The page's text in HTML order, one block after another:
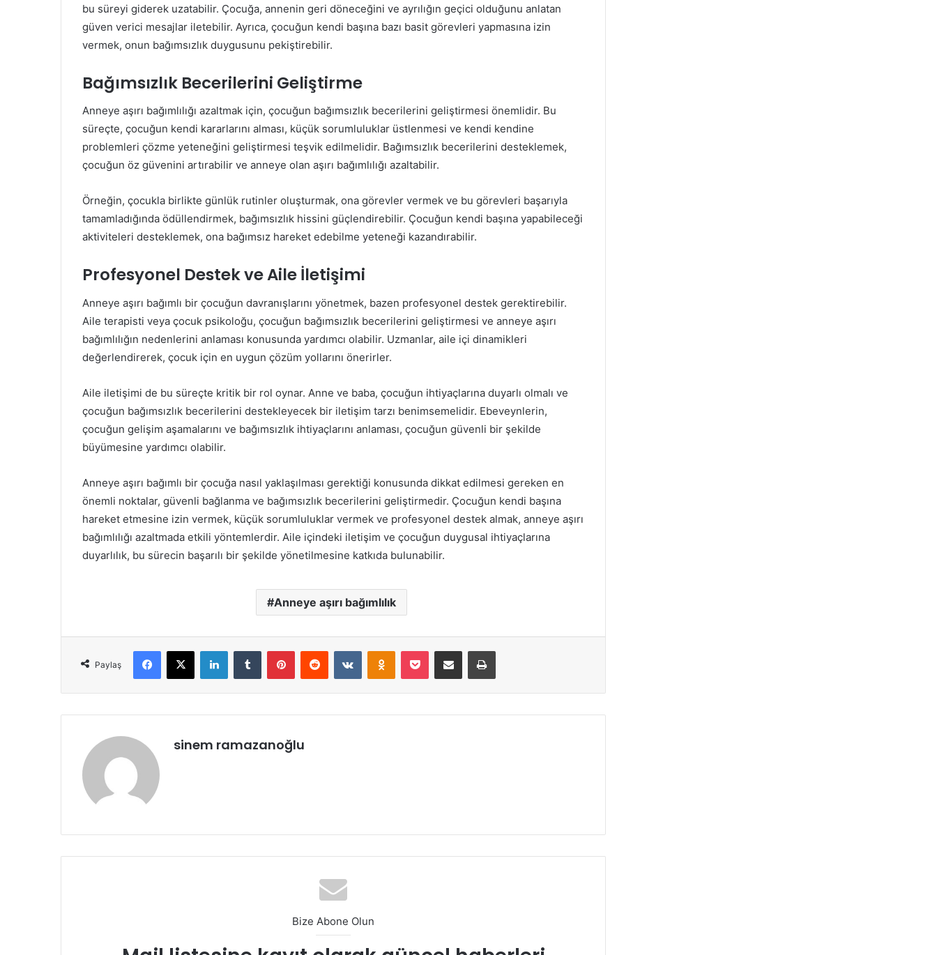
bu süreyi giderek uzatabilir. Çocuğa, annenin geri döneceğini ve ayrılığın geçici olduğunu anlatan
güven verici mesajlar iletebilir. Ayrıca, çocuğun kendi başına bazı basit görevleri yapmasına izin
vermek, onun bağımsızlık duygusunu pekiştirebilir.
Bağımsızlık Becerilerini Geliştirme
Anneye aşırı bağımlılığı azaltmak için, çocuğun bağımsızlık becerilerini geliştirmesi önemlidir. Bu
süreçte, çocuğun kendi kararlarını alması, küçük sorumluluklar üstlenmesi ve kendi kendine
problemleri çözme yeteneğini geliştirmesi teşvik edilmelidir. Bağımsızlık becerilerini desteklemek,
çocuğun öz güvenini artırabilir ve anneye olan aşırı bağımlılığı azaltabilir.
Örneğin, çocukla birlikte günlük rutinler oluşturmak, ona görevler vermek ve bu görevleri başarıyla
tamamladığında ödüllendirmek, bağımsızlık hissini güçlendirebilir. Çocuğun kendi başına yapabileceği
aktiviteleri desteklemek, ona bağımsız hareket edebilme yeteneği kazandırabilir.
Profesyonel Destek ve Aile İletişimi
Anneye aşırı bağımlı bir çocuğun davranışlarını yönetmek, bazen profesyonel destek gerektirebilir.
Aile terapisti veya çocuk psikoloğu, çocuğun bağımsızlık becerilerini geliştirmesi ve anneye aşırı
bağımlılığın nedenlerini anlaması konusunda yardımcı olabilir. Uzmanlar, aile içi dinamikleri
değerlendirerek, çocuk için en uygun çözüm yollarını önerirler.
Aile iletişimi de bu süreçte kritik bir rol oynar. Anne ve baba, çocuğun ihtiyaçlarına duyarlı olmalı ve
çocuğun bağımsızlık becerilerini destekleyecek bir iletişim tarzı benimsemelidir. Ebeveynlerin,
çocuğun gelişim aşamalarını ve bağımsızlık ihtiyaçlarını anlaması, çocuğun güvenli bir şekilde
büyümesine yardımcı olabilir.
Anneye aşırı bağımlı bir çocuğa nasıl yaklaşılması gerektiği konusunda dikkat edilmesi gereken en
önemli noktalar, güvenli bağlanma ve bağımsızlık becerilerini geliştirmedir. Çocuğun kendi başına
hareket etmesine izin vermek, küçük sorumluluklar vermek ve profesyonel destek almak, anneye aşırı
bağımlılığı azaltmada etkili yöntemlerdir. Aile içindeki iletişim ve çocuğun duygusal ihtiyaçlarına
duyarlılık, bu sürecin başarılı bir şekilde yönetilmesine katkıda bulunabilir.
Anneye aşırı bağımlılık
Paylaş
Facebook
X LinkedInTumblr PinterestReddit VKontakteOdnoklassniki
Pocket E-Posta ile paylaş Yazdır
sinem ramazanoğlu
Bize Abone Olun